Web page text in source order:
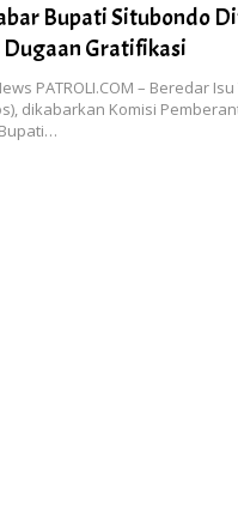
Bupati Situbondo
Dugaan Gratifikasi
PATROLI.COM – Beredar
dikabarkan Komisi